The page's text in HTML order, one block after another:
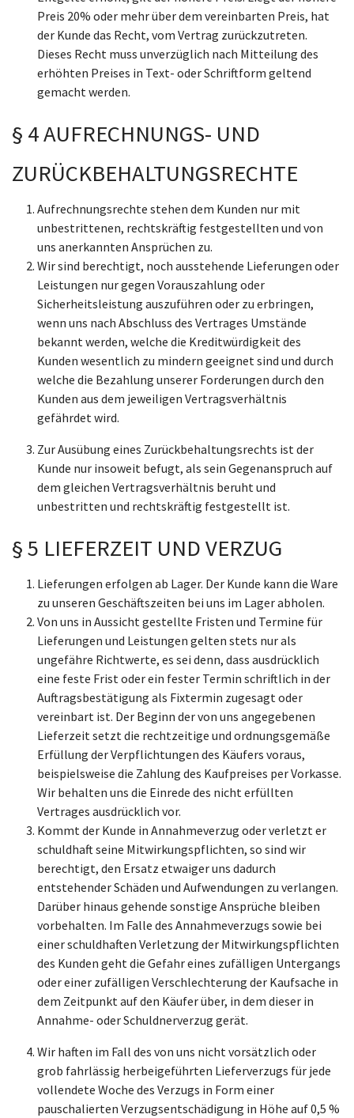
Preis 20% oder mehr über dem vereinbarten Preis, hat
der Kunde das Recht, vom Vertrag zurückzutreten.
Dieses Recht muss unverzüglich nach Mitteilung des
erhöhten Preises in Text- oder Schriftform geltend
gemacht werden.
§ 4 AUFRECHNUNGS- UND
ZURÜCKBEHALTUNGSRECHTE
Aufrechnungsrechte stehen dem Kunden nur mit
unbestrittenen, rechtskräftig festgestellten und von
uns anerkannten Ansprüchen zu.
Wir sind berechtigt, noch ausstehende Lieferungen oder
Leistungen nur gegen Vorauszahlung oder
Sicherheitsleistung auszuführen oder zu erbringen,
wenn uns nach Abschluss des Vertrages Umstände
bekannt werden, welche die Kreditwürdigkeit des
Kunden wesentlich zu mindern geeignet sind und durch
welche die Bezahlung unserer Forderungen durch den
Kunden aus dem jeweiligen Vertragsverhältnis
gefährdet wird.
Zur Ausübung eines Zurückbehaltungsrechts ist der
Kunde nur insoweit befugt, als sein Gegenanspruch auf
dem gleichen Vertragsverhältnis beruht und
unbestritten und rechtskräftig festgestellt ist.
§ 5 LIEFERZEIT UND VERZUG
Lieferungen erfolgen ab Lager. Der Kunde kann die Ware
zu unseren Geschäftszeiten bei uns im Lager abholen.
Von uns in Aussicht gestellte Fristen und Termine für
Lieferungen und Leistungen gelten stets nur als
ungefähre Richtwerte, es sei denn, dass ausdrücklich
eine feste Frist oder ein fester Termin schriftlich in der
Auftragsbestätigung als Fixtermin zugesagt oder
vereinbart ist. Der Beginn der von uns angegebenen
Lieferzeit setzt die rechtzeitige und ordnungsgemäße
Erfüllung der Verpflichtungen des Käufers voraus,
beispielsweise die Zahlung des Kaufpreises per Vorkasse.
Wir behalten uns die Einrede des nicht erfüllten
Vertrages ausdrücklich vor.
Kommt der Kunde in Annahmeverzug oder verletzt er
schuldhaft seine Mitwirkungspflichten, so sind wir
berechtigt, den Ersatz etwaiger uns dadurch
entstehender Schäden und Aufwendungen zu verlangen.
Darüber hinaus gehende sonstige Ansprüche bleiben
vorbehalten. Im Falle des Annahmeverzugs sowie bei
einer schuldhaften Verletzung der Mitwirkungspflichten
des Kunden geht die Gefahr eines zufälligen Untergangs
oder einer zufälligen Verschlechterung der Kaufsache in
dem Zeitpunkt auf den Käufer über, in dem dieser in
Annahme- oder Schuldnerverzug gerät.
Wir haften im Fall des von uns nicht vorsätzlich oder
grob fahrlässig herbeigeführten Lieferverzugs für jede
vollendete Woche des Verzugs in Form einer
pauschalierten Verzugsentschädigung in Höhe auf 0,5 %